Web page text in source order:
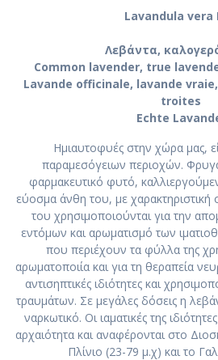
Lavandula vera
Λεβάντα,
Common lavender, true
Lavande officinale, lavande
troites
Echte
Ημιαυτοφυές στην χώρα μας,
παραμεσόγειων περιοχών.
φαρμακευτικό φυτό,
εύοσμα άνθη του, με
του χρησιμοποιούνται για την
εντόμων και αρωματισμό των
που περιέχουν τα φύλλα της
αρωματοποιία και για τη θεραπεία
αντισηπτικές ιδιότητες και
τραυμάτων. Σε μεγάλες δόσεις η
ναρκωτικό. Οι ιαματικές της
αρχαιότητα και αναφέρονται στο
Πλίνιο (23-79 μ.χ) και το